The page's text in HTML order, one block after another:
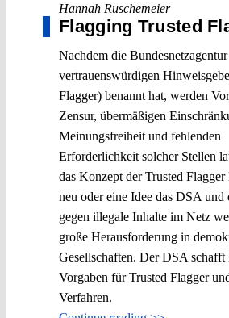
Hannah Ruschemeier
Flagging Trusted
Nachdem die Bundesnetzagentur
vertrauenswürdigen
Flagger) benannt hat, werden
Zensur, übermäßigen
Meinungsfreiheit und fehlenden
Erforderlichkeit solcher Stellen
das Konzept der Trusted Flagger
neu oder eine Idee das DSA und
gegen illegale Inhalte im Netz
große Herausforderung in
Gesellschaften. Der DSA schafft
Vorgaben für Trusted Flagger
Verfahren.